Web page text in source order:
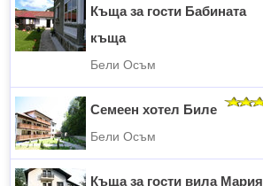
Къща за гости Бабината
къща
Бели Осъм
Семеен хотел Биле
Бели Осъм
Къща за гости вила Мария